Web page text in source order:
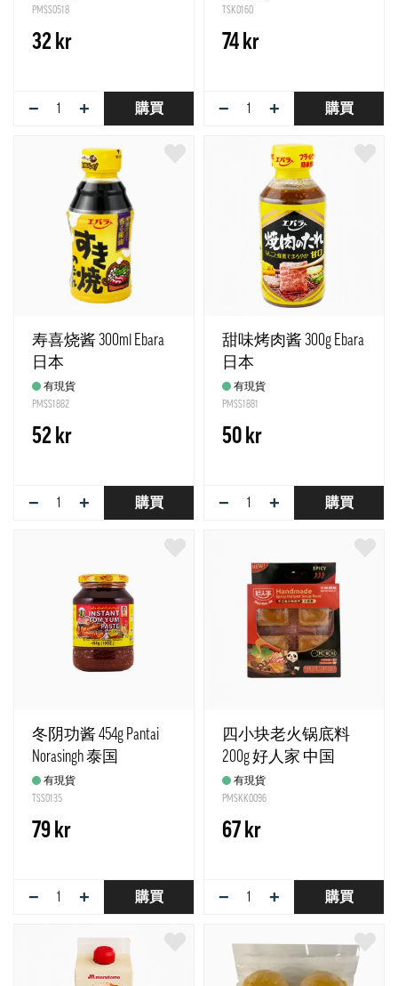
PMSS0518
32 kr
− + 購買
TSK0160
74 kr
− + 購買
寿喜烧酱 300ml Ebara
日本
有現貨
PMSS1882
52 kr
− + 購買
甜味烤肉酱 300g Ebara
日本
有現貨
PMSS1881
50 kr
− + 購買
冬阴功酱 454g Pantai
Norasingh 泰国
有現貨
TSS0135
79 kr
− + 購買
四小块老火锅底料
200g 好人家 中国
有現貨
PMSKK0096
67 kr
− + 購買